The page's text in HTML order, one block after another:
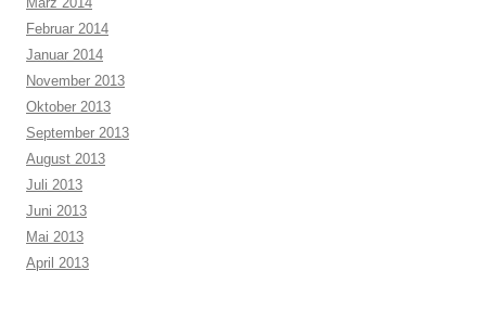
Februar 2014
Januar 2014
November 2013
Oktober 2013
September 2013
August 2013
Juli 2013
Juni 2013
Mai 2013
April 2013